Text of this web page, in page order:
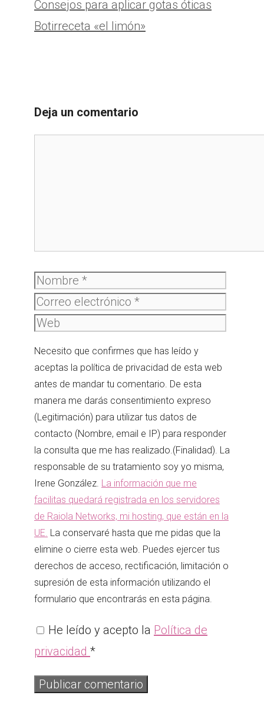
Consejos para aplicar gotas óticas
Botirreceta «el limón»
Deja un comentario
Nombre
Necesito que confirmes que has leído y
aceptas la política de privacidad de esta web
antes de mandar tu comentario. De esta
manera me darás consentimiento expreso
(Legitimación) para utilizar tus datos de
contacto (Nombre, email e IP) para responder
la consulta que me has realizado.(Finalidad). La
responsable de su tratamiento soy yo misma,
Irene González. La información que me
facilitas quedará registrada en los servidores
de Raiola Networks, mi hosting, que están en la
UE. La conservaré hasta que me pidas que la
elimine o cierre esta web. Puedes ejercer tus
derechos de acceso, rectificación, limitación o
supresión de esta información utilizando el
formulario que encontrarás en esta página.
He leído y acepto la Política de
privacidad *